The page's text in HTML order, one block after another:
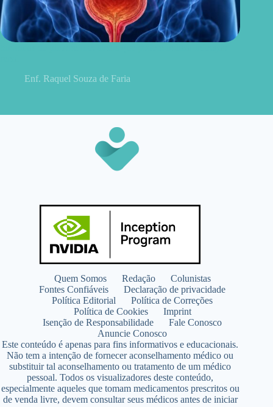
Enf. Raquel Souza de Faria
Quem Somos Redação
Colunistas
Fontes Confiáveis
Declaração de privacidade
Política Editorial
Política de Correções
Política de Cookies
Imprint
Isenção de Responsabilidade
Fale Conosco
Anuncie Conosco
Este conteúdo é apenas para fins informativos e educacionais.
Não tem a intenção de fornecer aconselhamento médico ou
substituir tal aconselhamento ou tratamento de um médico
pessoal. Todos os visualizadores deste conteúdo,
especialmente aqueles que tomam medicamentos prescritos ou
de venda livre, devem consultar seus médicos antes de iniciar